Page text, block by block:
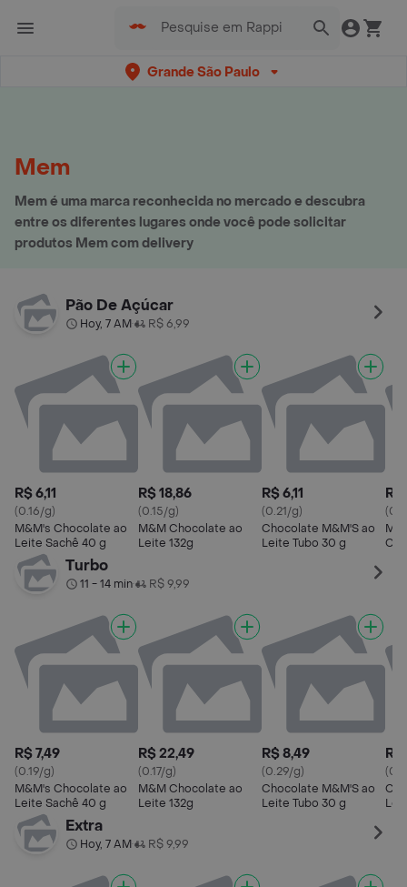
Grande São Paulo
Mem
Mem é uma marca reconhecida no mercado e descubra
entre os diferentes lugares onde você pode solicitar
produtos Mem com delivery
Pão De Açúcar
Hoy, 7 AM• R$ 6,99
R$ 6,11
(0.16/g)
M&M's Chocolate ao
Leite Sachê 40 g
R$ 18,86
(0.15/g)
M&M Chocolate ao
Leite 132g
R$ 6,11
(0.21/g)
Chocolate M&M'S ao
Leite Tubo 30 g
R$
Turbo
11 - 14 min• R$ 9,99
R$ 7,49
(0.19/g)
M&M's Chocolate ao
Leite Sachê 40 g
R$ 22,49
(0.17/g)
M&M Chocolate ao
Leite 132g
R$ 8,49
(0.29/g)
Chocolate M&M'S ao
Leite Tubo 30 g
R$
Extra
Hoy, 7 AM• R$ 9,99